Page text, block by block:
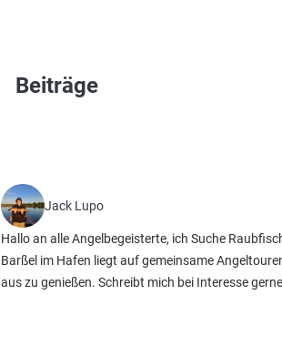
Beiträge
Jack Lupo
Hallo an alle Angelbegeisterte, ich Suche
Barßel im Hafen liegt auf gemeinsame
aus zu genießen. Schreibt mich bei Interesse